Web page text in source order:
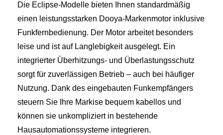
Die Eclipse‑Modelle bieten Ihnen standardmäßig
einen leistungsstarken Dooya‑Markenmotor inklusive
Funkfernbedienung. Der Motor arbeitet besonders
leise und ist auf Langlebigkeit ausgelegt. Ein
integrierter Überhitzungs- und Überlastungsschutz
sorgt für zuverlässigen Betrieb – auch bei häufiger
Nutzung. Dank des eingebauten Funkempfängers
steuern Sie Ihre Markise bequem kabellos und
können sie unkompliziert in bestehende
Hausautomationssysteme integrieren.